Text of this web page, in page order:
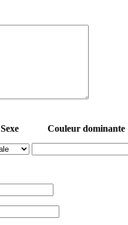
Sexe
Couleur dominante